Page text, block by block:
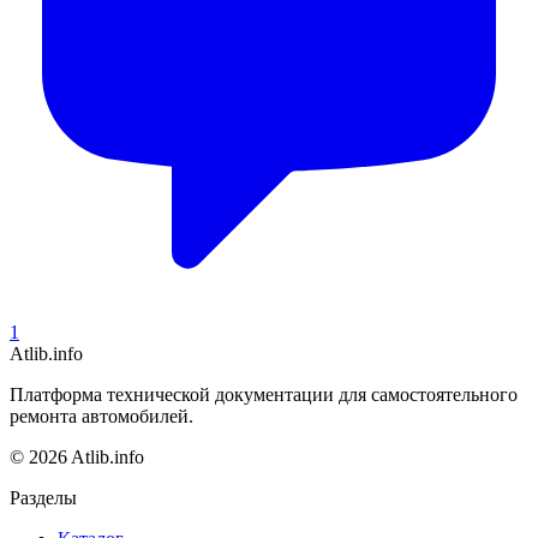
1
Atlib.info
Платформа технической документации для самостоятельного
ремонта автомобилей.
© 2026 Atlib.info
Разделы